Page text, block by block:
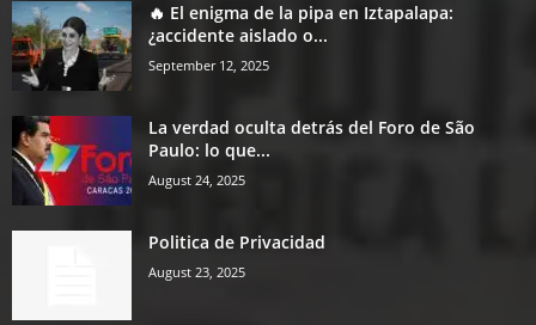
🔥 El enigma de la pipa en Iztapalapa:
¿accidente aislado o...
September 12, 2025
La verdad oculta detrás del Foro de São
Paulo: lo que...
August 24, 2025
Politica de Privacidad
August 23, 2025